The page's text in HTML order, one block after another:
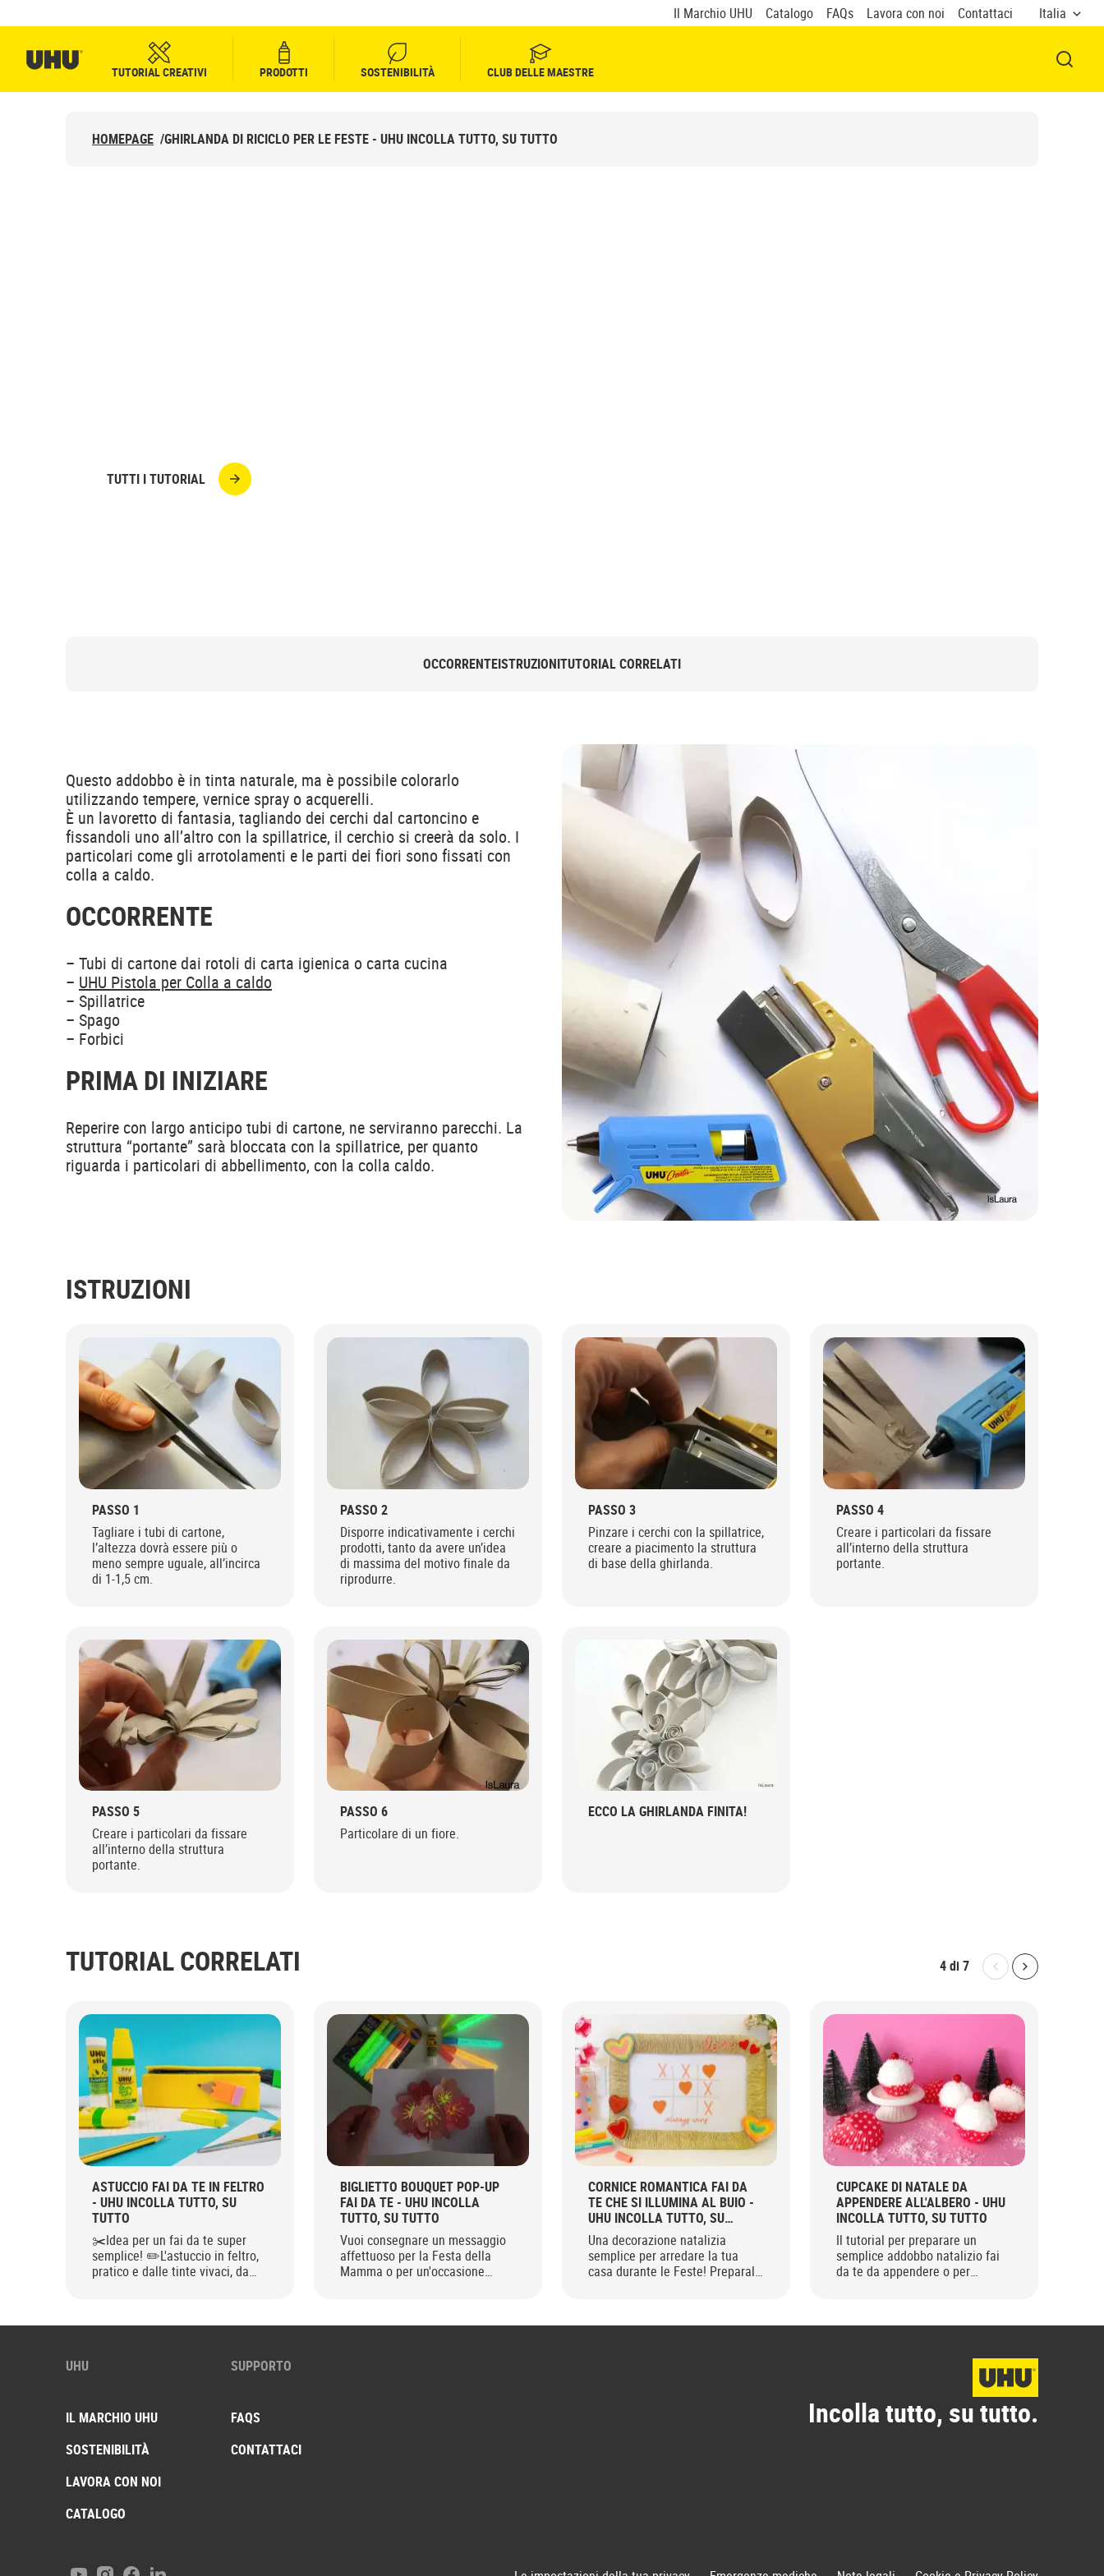
Il Marchio UHU Catalogo FAQs Lavora con noi Contattaci Italia
TUTORIAL CREATIVI PRODOTTI SOSTENIBILITÀ CLUB DELLE MAESTRE APRI
HOMEPAGE /GHIRLANDA DI RICICLO PER LE FESTE - UHU INCOLLA TUTTO, SU TUTTO
TUTTI I TUTORIAL
OCCORRENTEISTRUZIONITUTORIAL CORRELATI
Questo addobbo è in tinta naturale, ma è possibile colorarlo
utilizzando tempere, vernice spray o acquerelli.
È un lavoretto di fantasia, tagliando dei cerchi dal cartoncino e
fissandoli uno all’altro con la spillatrice, il cerchio si creerà da solo. I
particolari come gli arrotolamenti e le parti dei fiori sono fissati con
colla a caldo.
OCCORRENTE
– Tubi di cartone dai rotoli di carta igienica o carta cucina
– UHU Pistola per Colla a caldo
– Spillatrice
– Spago
– Forbici
PRIMA DI INIZIARE
Reperire con largo anticipo tubi di cartone, ne serviranno parecchi. La
struttura “portante” sarà bloccata con la spillatrice, per quanto
riguarda i particolari di abbellimento, con la colla caldo.
ISTRUZIONI
PASSO 1
Tagliare i tubi di cartone,
l’altezza dovrà essere più o
meno sempre uguale, all’incirca
di 1-1,5 cm.
PASSO 2
Disporre indicativamente i cerchi
prodotti, tanto da avere un’idea
di massima del motivo finale da
riprodurre.
PASSO 3
Pinzare i cerchi con la spillatrice,
creare a piacimento la struttura
di base della ghirlanda.
PASSO 4
Creare i particolari da fissare
all’interno della struttura
portante.
PASSO 5
Creare i particolari da fissare
all’interno della struttura
portante.
PASSO 6
Particolare di un fiore.
ECCO LA GHIRLANDA FINITA!
TUTORIAL CORRELATI 4di7
ASTUCCIO FAI DA TE IN FELTRO
- UHU INCOLLA TUTTO, SU
TUTTO
✂️Idea per un fai da te super
semplice! ✏️L'astuccio in feltro,
pratico e dalle tinte vivaci, da
BIGLIETTO BOUQUET POP-UP
FAI DA TE - UHU INCOLLA
TUTTO, SU TUTTO
Vuoi consegnare un messaggio
affettuoso per la Festa della
Mamma o per un'occasione
CORNICE ROMANTICA FAI DA
TE CHE SI ILLUMINA AL BUIO -
UHU INCOLLA TUTTO, SU
TUTTO
Una decorazione natalizia
semplice per arredare la tua
casa durante le Feste! Preparala
CUPCAKE DI NATALE DA
APPENDERE ALL'ALBERO - UHU
INCOLLA TUTTO, SU TUTTO
Il tutorial per preparare un
semplice addobbo natalizio fai
da te da appendere o per
UHU
IL MARCHIO UHU
SOSTENIBILITÀ
LAVORA CON NOI
CATALOGO
SUPPORTO
FAQS
CONTATTACI
Incolla tutto, su tutto.